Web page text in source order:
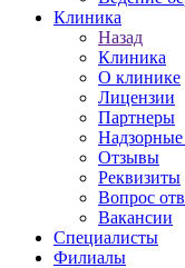
Клиника
Назад
Клиника
О клинике
Лицензии
Партнеры
Отзывы
Реквизиты
Вопрос
Вакансии
Специалисты
Филиалы